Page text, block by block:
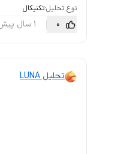
نوع تحلیل:تکنیکال
0 1 سال پیش
تحلیل LUNA